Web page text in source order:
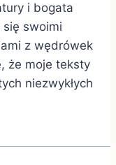
i bogata
swoimi
z wędrówek
że moje teksty
niezwykłych